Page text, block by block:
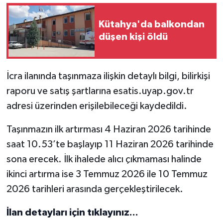
Kütahya'da balkondan
düşen kişi öldü
İcra ilanında taşınmaza ilişkin detaylı bilgi, bilirkişi
raporu ve satış şartlarına esatis.uyap.gov.tr
adresi üzerinden erişilebileceği kaydedildi.
Taşınmazın ilk artırması 4 Haziran 2026 tarihinde
saat 10.53’te başlayıp 11 Haziran 2026 tarihinde
sona erecek. İlk ihalede alıcı çıkmaması halinde
ikinci artırma ise 3 Temmuz 2026 ile 10 Temmuz
2026 tarihleri arasında gerçekleştirilecek.
İlan detayları için tıklayınız...
Siyaset
Spor
Tavşanlı
Teknoloji
Türkiye
Video Galeri
Yaşam